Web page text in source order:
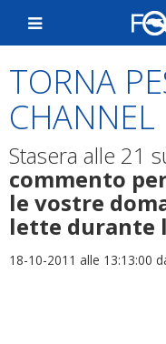
TORNA
CHANNEL
Stasera alle 21
commento
le vostre
lette durante
18-10-2011 alle 13:13:00